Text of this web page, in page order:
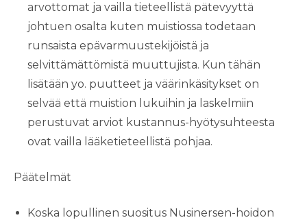
arvottomat ja vailla tieteellistä pätevyyttä
johtuen osalta kuten muistiossa todetaan
runsaista epävarmuustekijöistä ja
selvittämättömistä muuttujista. Kun tähän
lisätään yo. puutteet ja väärinkäsitykset on
selvää että muistion lukuihin ja laskelmiin
perustuvat arviot kustannus-hyötysuhteesta
ovat vailla lääketieteellistä pohjaa.
Päätelmät
Koska lopullinen suositus Nusinersen-hoidon